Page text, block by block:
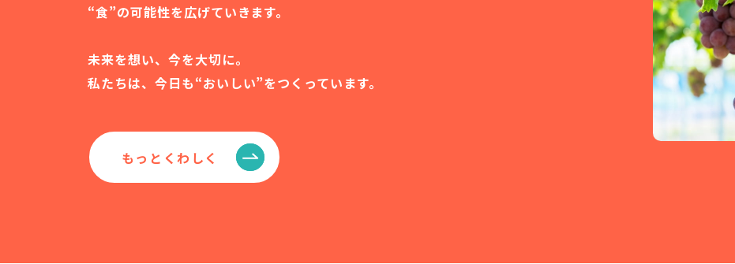
“食”の可能性を広げていきます。
未来を想い、今を大切に。
私たちは、今日も“おいしい”をつくっています。
もっとくわしく